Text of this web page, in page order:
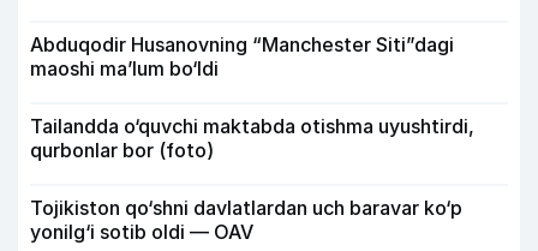
Abduqodir Husanovning “Manchester Siti”dagi
maoshi ma’lum bo‘ldi
Tailandda o‘quvchi maktabda otishma uyushtirdi,
qurbonlar bor (foto)
Tojikiston qo‘shni davlatlardan uch baravar ko‘p
yonilg‘i sotib oldi — OAV